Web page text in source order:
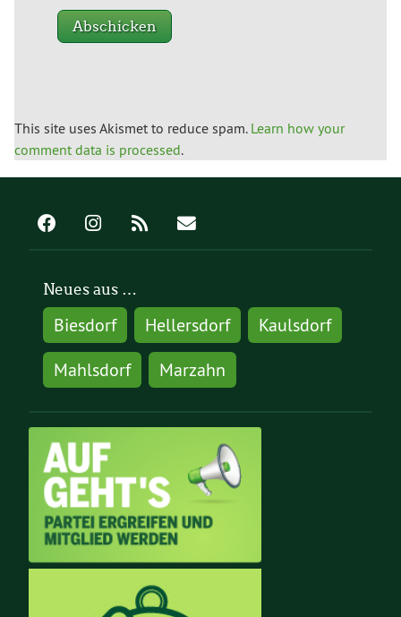
This site uses Akismet to reduce spam. Learn how your
comment data is processed.
Neues aus …
Biesdorf Hellersdorf
Kaulsdorf
Mahlsdorf
Marzahn